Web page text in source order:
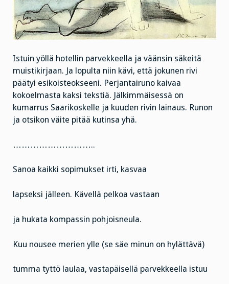
Istuin yöllä hotellin parvekkeella ja väänsin säkeitä
muistikirjaan. Ja lopulta niin kävi, että jokunen rivi
päätyi esikoisteokseeni. Perjantairuno kaivaa
kokoelmasta kaksi tekstiä. Jälkimmäisessä on
kumarrus Saarikoskelle ja kuuden rivin lainaus. Runon
ja otsikon väite pitää kutinsa yhä.
………………………..
Sanoa kaikki sopimukset irti, kasvaa
lapseksi jälleen. Kävellä pelkoa vastaan
ja hukata kompassin pohjoisneula.
Kuu nousee merien ylle (se säe minun on hylättävä)
tumma tyttö laulaa, vastapäisellä parvekkeella istuu